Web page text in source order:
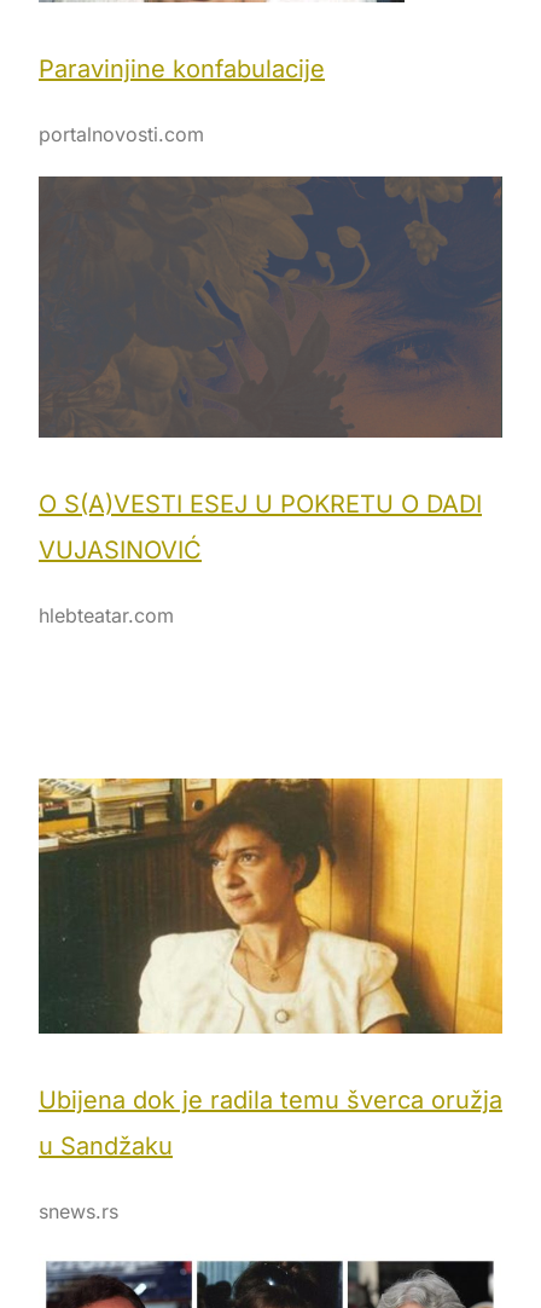
Paravinjine konfabulacije
portalnovosti.com
O S(A)VESTI ESEJ U POKRETU O DADI
VUJASINOVIĆ
hlebteatar.com
Ubijena dok je radila temu šverca oružja
u Sandžaku
snews.rs